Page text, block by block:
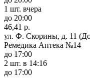
1 шт. вчера
до 20:00
46,41 р.
ул. Ф. Скорины, д. 11
Ремедика Аптека №14
до 17:00
2 шт. в 14:16
до 17:00